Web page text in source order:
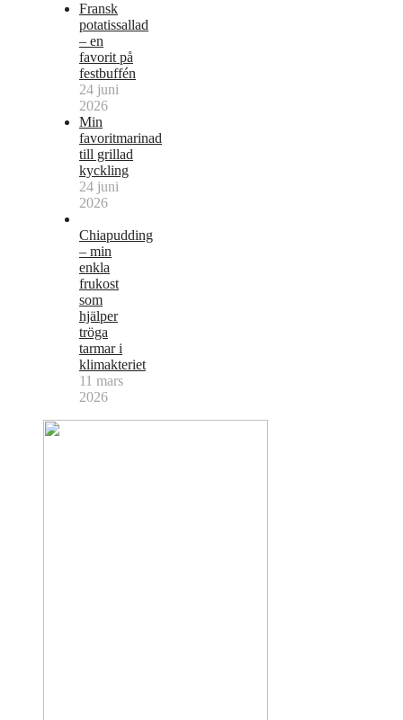
Fransk
potatissallad
– en
favorit på
festbuffén
24 juni
2026
Min
favoritmarinad
till grillad
kyckling
24 juni
2026
Chiapudding
– min
enkla
frukost
som
hjälper
tröga
tarmar i
klimakteriet
11 mars
2026